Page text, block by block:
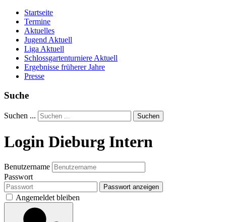
Startseite
Termine
Aktuelles
Jugend Aktuell
Liga Aktuell
Schlossgartenturniere Aktuell
Ergebnisse früherer Jahre
Presse
Suche
Suchen ... Suchen
Login Dieburg Intern
Benutzername
Passwort
Passwort anzeigen
Angemeldet bleiben